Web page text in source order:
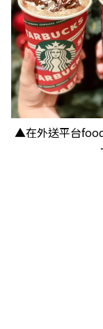
▲在外送平台